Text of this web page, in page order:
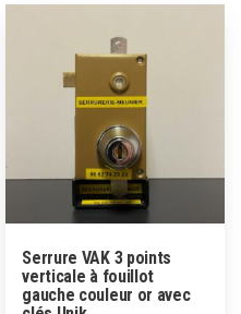
Serrure VAK 3 points
verticale à fouillot
gauche couleur or avec